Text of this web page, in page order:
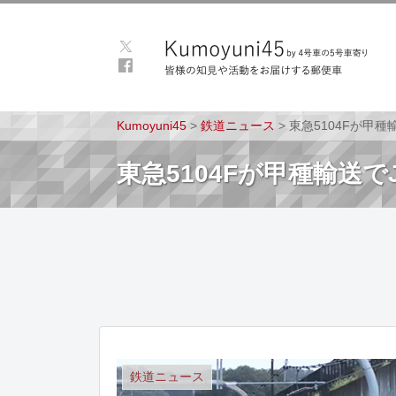
Kumoyuni45 > 鉄道ニュース > 東急5104Fが甲種
東急5104Fが甲種輸送
鉄道ニュース